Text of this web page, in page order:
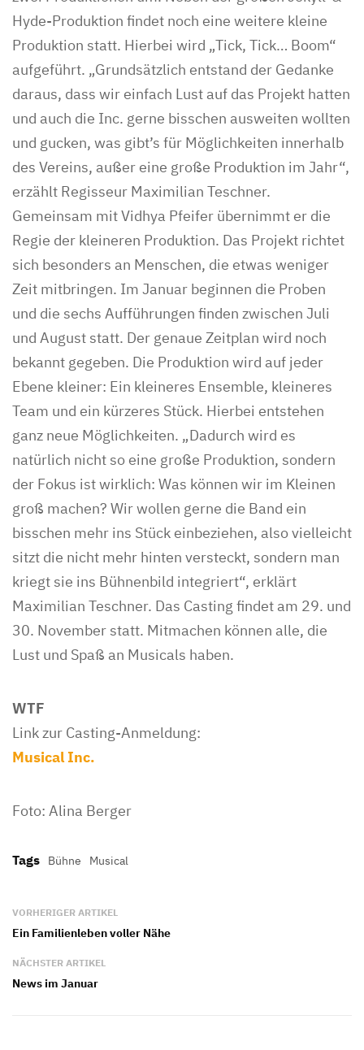
Hyde-Produktion findet noch eine weitere kleine
Produktion statt. Hierbei wird „Tick, Tick… Boom“
aufgeführt. „Grundsätzlich entstand der Gedanke
daraus, dass wir einfach Lust auf das Projekt hatten
und auch die Inc. gerne bisschen ausweiten wollten
und gucken, was gibt’s für Möglichkeiten innerhalb
des Vereins, außer eine große Produktion im Jahr“,
erzählt Regisseur Maximilian Teschner.
Gemeinsam mit Vidhya Pfeifer übernimmt er die
Regie der kleineren Produktion. Das Projekt richtet
sich besonders an Menschen, die etwas weniger
Zeit mitbringen. Im Januar beginnen die Proben
und die sechs Aufführungen finden zwischen Juli
und August statt. Der genaue Zeitplan wird noch
bekannt gegeben. Die Produktion wird auf jeder
Ebene kleiner: Ein kleineres Ensemble, kleineres
Team und ein kürzeres Stück. Hierbei entstehen
ganz neue Möglichkeiten. „Dadurch wird es
natürlich nicht so eine große Produktion, sondern
der Fokus ist wirklich: Was können wir im Kleinen
groß machen? Wir wollen gerne die Band ein
bisschen mehr ins Stück einbeziehen, also vielleicht
sitzt die nicht mehr hinten versteckt, sondern man
kriegt sie ins Bühnenbild integriert“, erklärt
Maximilian Teschner. Das Casting findet am 29. und
30. November statt. Mitmachen können alle, die
Lust und Spaß an Musicals haben.
WTF
Link zur Casting-Anmeldung:
Musical Inc.
Foto: Alina Berger
Tags Bühne Musical
VORHERIGER ARTIKEL
Ein Familienleben voller Nähe
NÄCHSTER ARTIKEL
News im Januar